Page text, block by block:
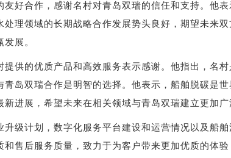
友好合作，感谢名村对青岛双瑞的信任和支持。他
处理领域的长期战略合作发展势头良好，期望未来
展。
提供的优质产品和高效服务表示感谢。他指出，名
青岛双瑞合作是明智的选择。他表示，船舶脱碳是
进展，希望未来在相关领域与青岛双瑞建立更加广
升级计划，数字化服务平台建设和运营情况以及船
售后服务质量，致力于为客户带来更加优质的体验